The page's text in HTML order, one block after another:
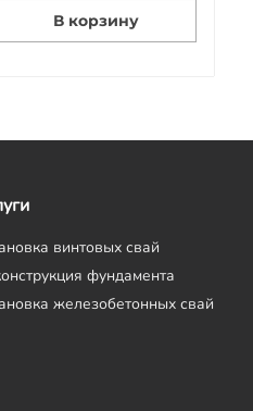
В корзину
винтовых свай
фундамента
железобетонных свай